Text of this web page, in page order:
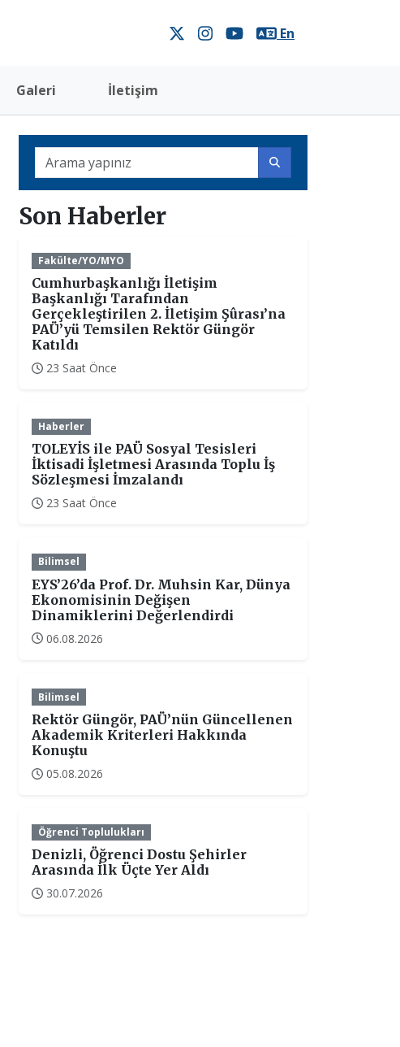
En
Galeri İletişim
Son Haberler
Fakülte/YO/MYO
Cumhurbaşkanlığı İletişim
Başkanlığı Tarafından
Gerçekleştirilen 2. İletişim Şûrası’na
PAÜ’yü Temsilen Rektör Güngör
Katıldı
23 Saat Önce
Haberler
TOLEYİS ile PAÜ Sosyal Tesisleri
İktisadi İşletmesi Arasında Toplu İş
Sözleşmesi İmzalandı
23 Saat Önce
Bilimsel
EYS’26’da Prof. Dr. Muhsin Kar, Dünya
Ekonomisinin Değişen
Dinamiklerini Değerlendirdi
06.08.2026
Bilimsel
Rektör Güngör, PAÜ’nün Güncellenen
Akademik Kriterleri Hakkında
Konuştu
05.08.2026
Öğrenci Toplulukları
Denizli, Öğrenci Dostu Şehirler
Arasında İlk Üçte Yer Aldı
30.07.2026